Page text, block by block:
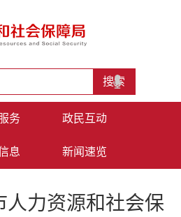
务 政民互动
息 新闻速览
人力资源和社会保